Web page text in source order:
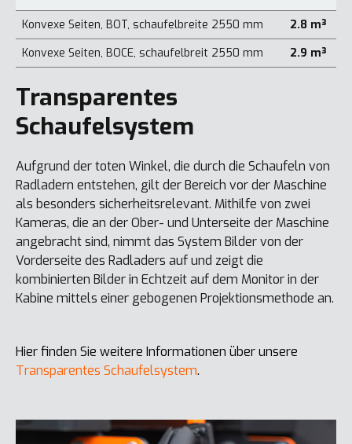
Konvexe Seiten, BOT, schaufelbreite 2550 mm
2.8 m³
Konvexe Seiten, BOCE, schaufelbreit 2550 mm
2.9 m³
Transparentes
Schaufelsystem
Aufgrund der toten Winkel, die durch die Schaufeln von
Radladern entstehen, gilt der Bereich vor der Maschine
als besonders sicherheitsrelevant. Mithilfe von zwei
Kameras, die an der Ober- und Unterseite der Maschine
angebracht sind, nimmt das System Bilder von der
Vorderseite des Radladers auf und zeigt die
kombinierten Bilder in Echtzeit auf dem Monitor in der
Kabine mittels einer gebogenen Projektionsmethode an.
Hier finden Sie weitere Informationen über unsere
Transparentes Schaufelsystem.